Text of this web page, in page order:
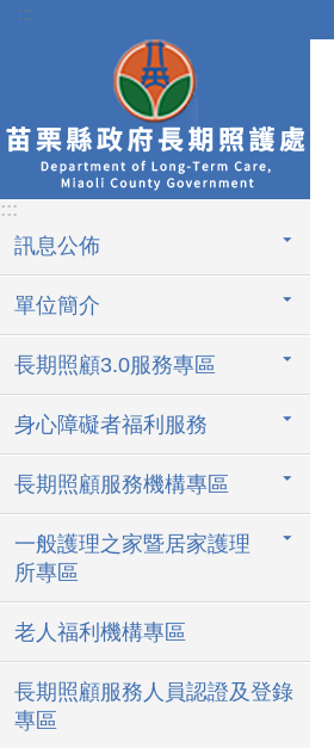
跳到主要內容區塊
:::
:::
訊息公佈
單位簡介
長期照顧3.0服務專區
身心障礙者福利服務
長期照顧服務機構專區
一般護理之家暨居家護理
所專區
老人福利機構專區
長期照顧服務人員認證及登錄
專區